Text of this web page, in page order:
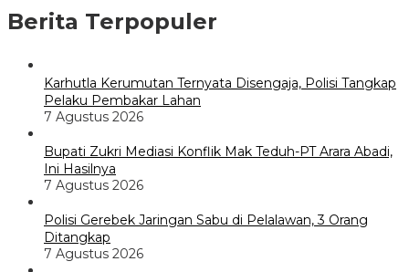
Berita Terpopuler
Karhutla Kerumutan Ternyata Disengaja, Polisi Tangkap
Pelaku Pembakar Lahan
7 Agustus 2026
Bupati Zukri Mediasi Konflik Mak Teduh-PT Arara Abadi,
Ini Hasilnya
7 Agustus 2026
Polisi Gerebek Jaringan Sabu di Pelalawan, 3 Orang
Ditangkap
7 Agustus 2026